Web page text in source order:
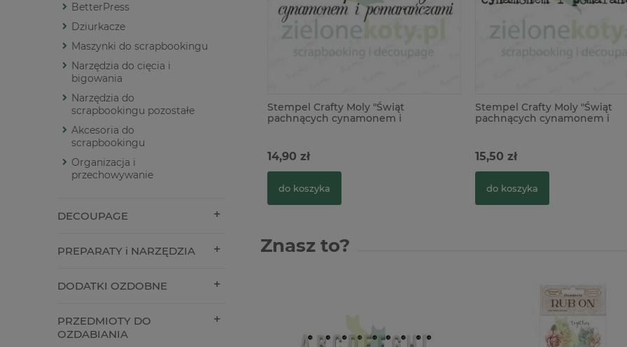
BetterPress
Dziurkacze
Maszynki do scrapbookingu
Narzędzia do cięcia i
bigowania
Narzędzia do
scrapbookingu pozostałe
Akcesoria do
scrapbookingu
Organizacja i
przechowywanie
DECOUPAGE
PREPARATY i NARZĘDZIA
DODATKI OZDOBNE
PRZEDMIOTY DO
OZDABIANIA
Stempel Crafty Moly "Świąt
pachnących cynamonem i
14,90 zł
do koszyka
Stempel Crafty Moly "Świąt
pachnących cynamonem i
15,50 zł
do koszyka
Znasz to?